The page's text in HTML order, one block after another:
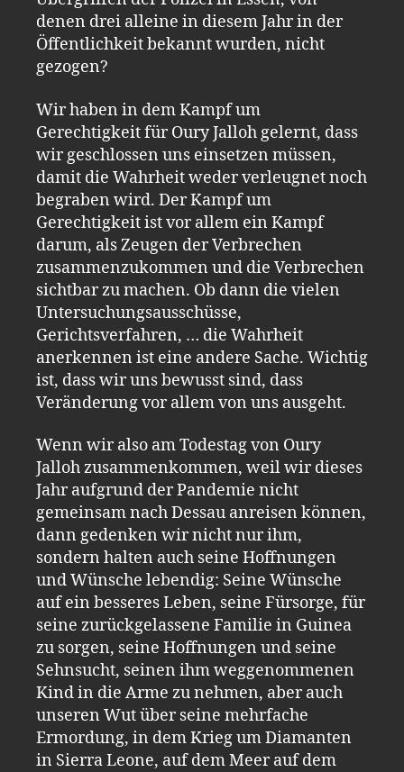
denen drei alleine in diesem Jahr in der
Öffentlichkeit bekannt wurden, nicht
gezogen?
Wir haben in dem Kampf um
Gerechtigkeit für Oury Jalloh gelernt, dass
wir geschlossen uns einsetzen müssen,
damit die Wahrheit weder verleugnet noch
begraben wird. Der Kampf um
Gerechtigkeit ist vor allem ein Kampf
darum, als Zeugen der Verbrechen
zusammenzukommen und die Verbrechen
sichtbar zu machen. Ob dann die vielen
Untersuchungsausschüsse,
Gerichtsverfahren, … die Wahrheit
anerkennen ist eine andere Sache. Wichtig
ist, dass wir uns bewusst sind, dass
Veränderung vor allem von uns ausgeht.
Wenn wir also am Todestag von Oury
Jalloh zusammenkommen, weil wir dieses
Jahr aufgrund der Pandemie nicht
gemeinsam nach Dessau anreisen können,
dann gedenken wir nicht nur ihm,
sondern halten auch seine Hoffnungen
und Wünsche lebendig: Seine Wünsche
auf ein besseres Leben, seine Fürsorge, für
seine zurückgelassene Familie in Guinea
zu sorgen, seine Hoffnungen und seine
Sehnsucht, seinen ihm weggenommenen
Kind in die Arme zu nehmen, aber auch
unseren Wut über seine mehrfache
Ermordung, in dem Krieg um Diamanten
in Sierra Leone, auf dem Meer auf dem